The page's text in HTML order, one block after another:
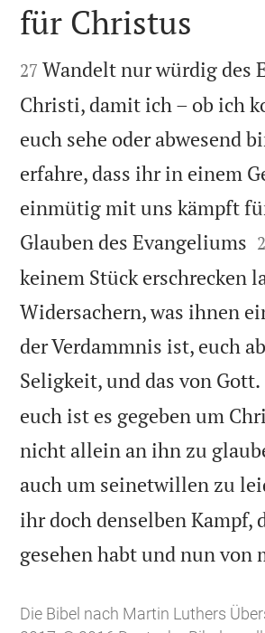

für Christus

27 Wandelt nur würdig des
Christi, damit ich – ob ich
euch sehe oder abwesend
erfahre, dass ihr in einem
einmütig mit uns kämpft
Glauben des Evangeliums 
keinem Stück erschrecken
Widersachern, was ihnen
der Verdammnis ist, euch
Seligkeit, und das von Gott.
euch ist es gegeben um
nicht allein an ihn zu
auch um seinetwillen zu
ihr doch denselben Kampf,
gesehen habt und nun von
Die Bibel nach Martin Luthers